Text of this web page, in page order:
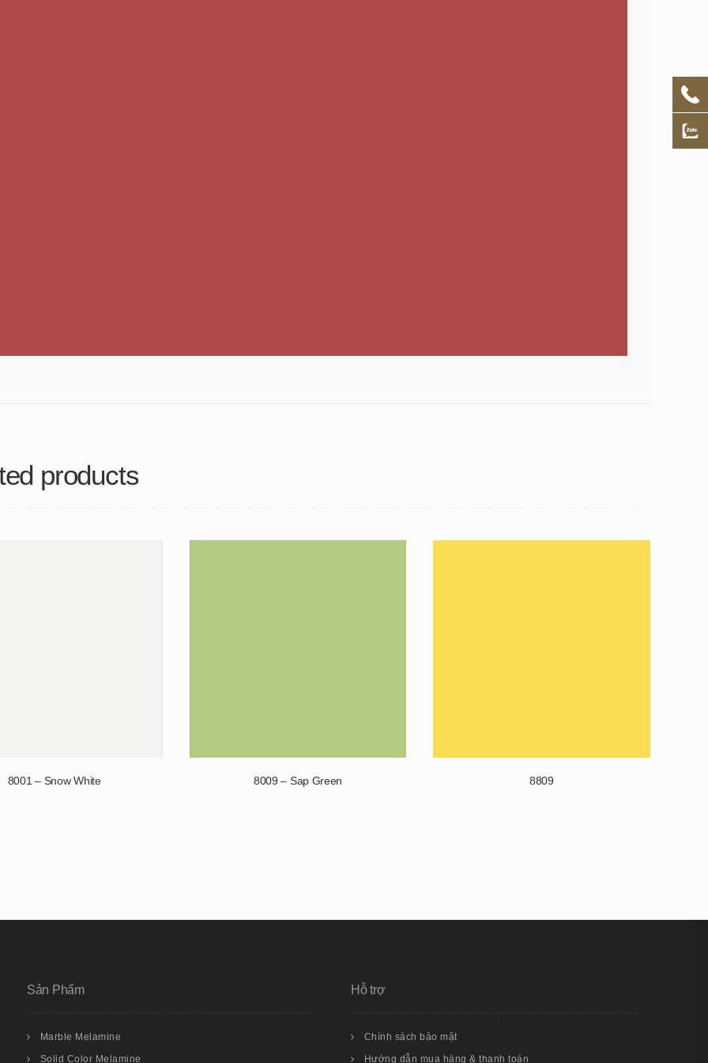
products
8001 – Snow White 8009 – Sap Green 8809
Sản Phẩm
Marble Melamine
Solid Color Melamine
Hỗ trợ
Chính sách bảo mật
Hướng dẫn mua hàng & thanh toán